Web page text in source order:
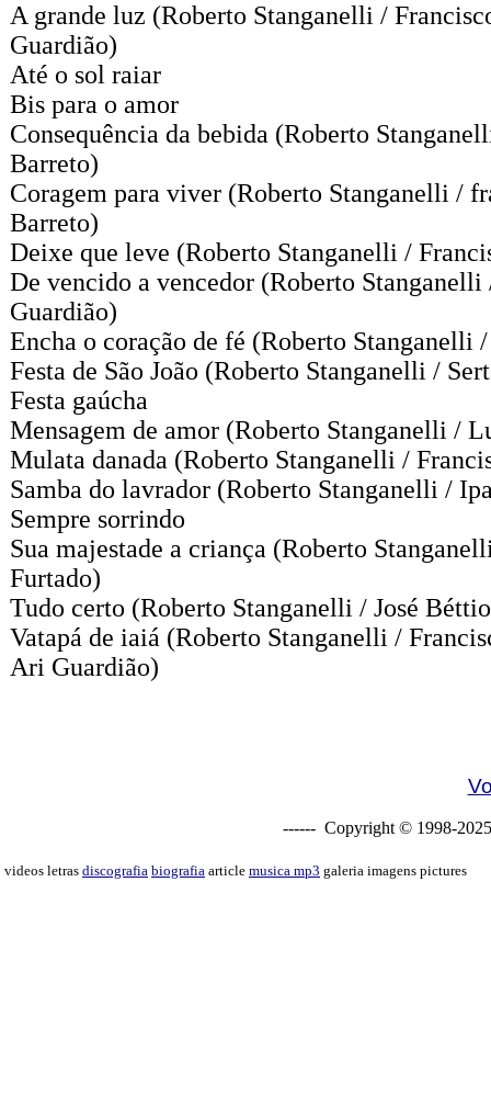
A grande luz (Roberto Stanganelli /
Guardião)
Até o sol raiar
Bis para o amor
Consequência da bebida (Roberto
Barreto)
Coragem para viver (Roberto Stanganelli /
Barreto)
Deixe que leve (Roberto Stanganelli /
De vencido a vencedor (Roberto
Guardião)
Encha o coração de fé (Roberto Stanganelli
Festa de São João (Roberto Stanganelli /
Festa gaúcha
Mensagem de amor (Roberto Stanganelli /
Mulata danada (Roberto Stanganelli /
Samba do lavrador (Roberto Stanganelli /
Sempre sorrindo
Sua majestade a criança (Roberto
Furtado)
Tudo certo (Roberto Stanganelli / José
Vatapá de iaiá (Roberto Stanganelli /
Ari Guardião)
------ Copyright © 1998-
videos letras discografia biografia article musica mp3 galeria imagens pictures